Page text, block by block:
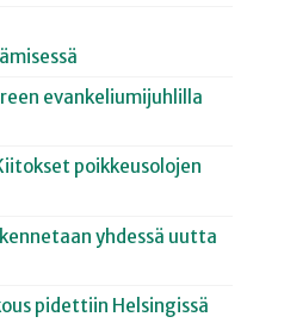
evankeliumijuhlilla
poikkeusolojen
yhdessä uutta
pidettiin Helsingissä